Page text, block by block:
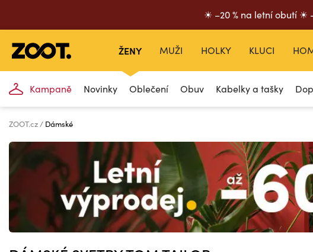
☀ –20 % na letní obutí ☀
ŽENY
Kampaně Novinky Oblečení Obuv Kabelky a tašky
MUŽI HOLKY KLUCI
ZOOT.cz Dámské